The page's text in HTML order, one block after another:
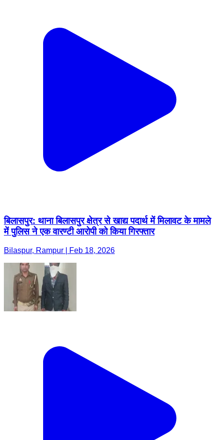
बिलासपुर: थाना बिलासपुर क्षेत्र से खाद्य पदार्थ में मिलावट के मामले
में पुलिस ने एक वारण्टी आरोपी को किया गिरफ्तार
Bilaspur, Rampur | Feb 18, 2026